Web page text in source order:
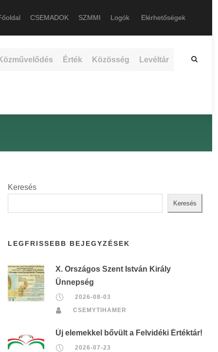
CSEMADOK SZMMI Logók Elérhetőségek
Érték Közösség Levéltár
Keresés
Keresés
LEGFRISSEBB BEJEGYZÉSEK
X. Országos Szent István Király
Ünnepség
2026-08-03
CSEMYTIHAMER
Új elemekkel bővült a Felvidéki Értéktár!
2026-07-23